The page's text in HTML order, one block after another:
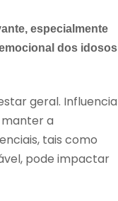
especialmente
dos
geral. Influencia
a
tais como
pode impactar